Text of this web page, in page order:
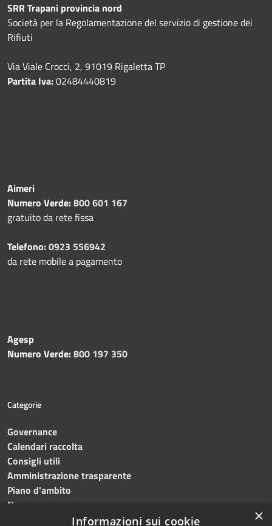
SRR Trapani provincia nord
Società per la Regolamentazione del servizio di gestione dei
Rifiuti
Via Viale Crocci, 2, 91019 Rigaletta TP
Partita Iva:02484440819
Aimeri
Numero Verde:800 601 167
gratuito da rete fissa
Telefono:0923 556942
da rete mobile a pagamento
Agesp
Numero Verde:800 197 350
Categorie
Governance
Calendari raccolta
Consigli utili
Amministrazione trasparente
Piano d'ambito
News
×
Informazioni sui cookie